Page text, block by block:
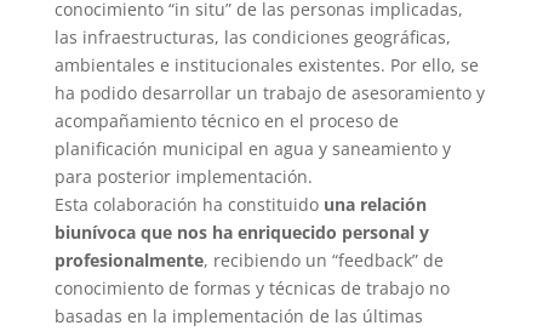
conocimiento “in situ” de las personas implicadas,
las infraestructuras, las condiciones geográficas,
ambientales e institucionales existentes. Por ello, se
ha podido desarrollar un trabajo de asesoramiento y
acompañamiento técnico en el proceso de
planificación municipal en agua y saneamiento y
para posterior implementación.
Esta colaboración ha constituidouna relación
biunívoca que nos ha enriquecido personal y
profesionalmente, recibiendo un “feedback” de
conocimiento de formas y técnicas de trabajo no
basadas en la implementación de las últimas